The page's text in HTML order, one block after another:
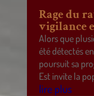
Rage du
vigilance
Alors que
été détectés
poursuit sa
Est invite la
lire plus